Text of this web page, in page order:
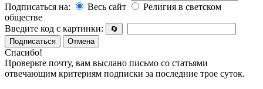
Подписаться на:
Весь сайт
Религия в светском
обществе
Введите код с картинки:
🔄
Подписаться
Отмена
Спасибо!
Проверьте почту, вам выслано письмо со статьями
отвечающим критериям подписки за последние трое суток.